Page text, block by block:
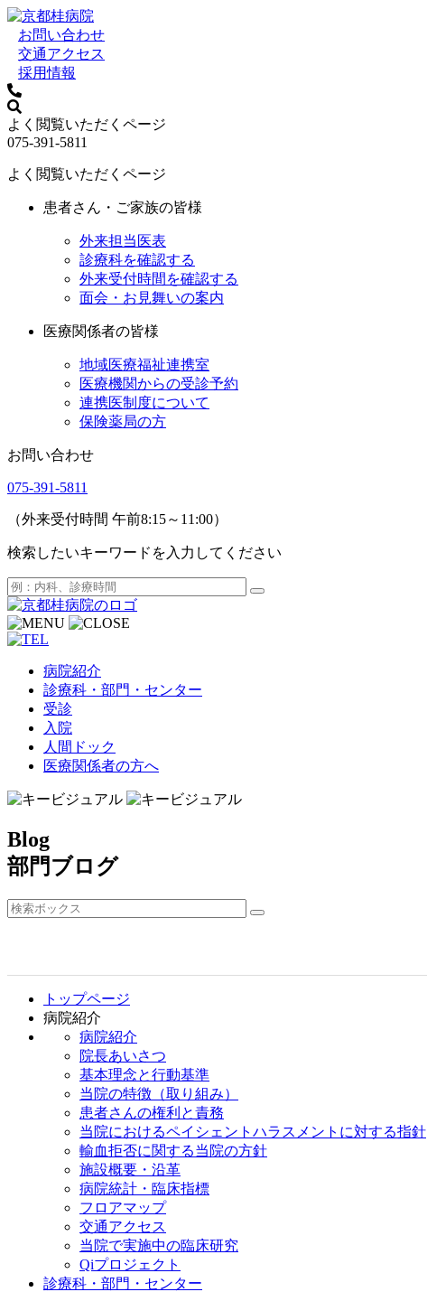
お問い合わせ
交通アクセス
採用情報
よく閲覧いただくページ
075-391-5811
よく閲覧いただくページ
患者さん・ご家族の皆様
外来担当医表
診療科を確認する
外来受付時間を確認する
面会・お見舞いの案内
医療関係者の皆様
地域医療福祉連携室
医療機関からの受診予約
連携医制度について
保険薬局の方
お問い合わせ
075-391-5811
（外来受付時間 午前8:15～11:00）
検索したいキーワードを入力してください
病院紹介
診療科・部門・センター
受診
入院
人間ドック
医療関係者の方へ
Blog
部門ブログ
トップページ
病院紹介
病院紹介
院長あいさつ
基本理念と行動基準
当院の特徴（取り組み）
患者さんの権利と責務
当院におけるペイシェントハラスメントに対する指針
輸血拒否に関する当院の方針
施設概要・沿革
病院統計・臨床指標
フロアマップ
交通アクセス
当院で実施中の臨床研究
Qiプロジェクト
診療科・部門・センター